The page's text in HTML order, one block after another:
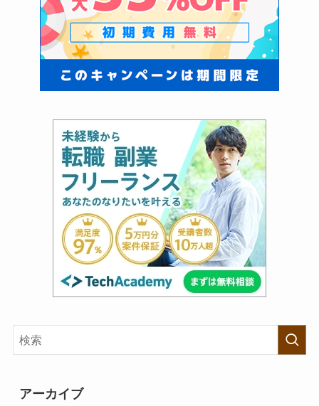
アーカイブ